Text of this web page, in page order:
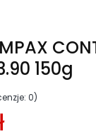
150g
0)